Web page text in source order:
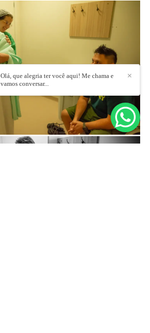
✕
Olá, que alegria ter você aqui! Me chama e
vamos conversar...